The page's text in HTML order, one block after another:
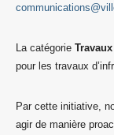
La catégorie Travaux
pour les travaux
Par cette initiative,
agir de manière